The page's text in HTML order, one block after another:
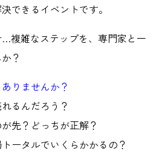
できるイベントです。
複雑なステップを、専門家と一
？
りませんか？
るんだろう？
先？どっちが正解？
ータルでいくらかかるの？